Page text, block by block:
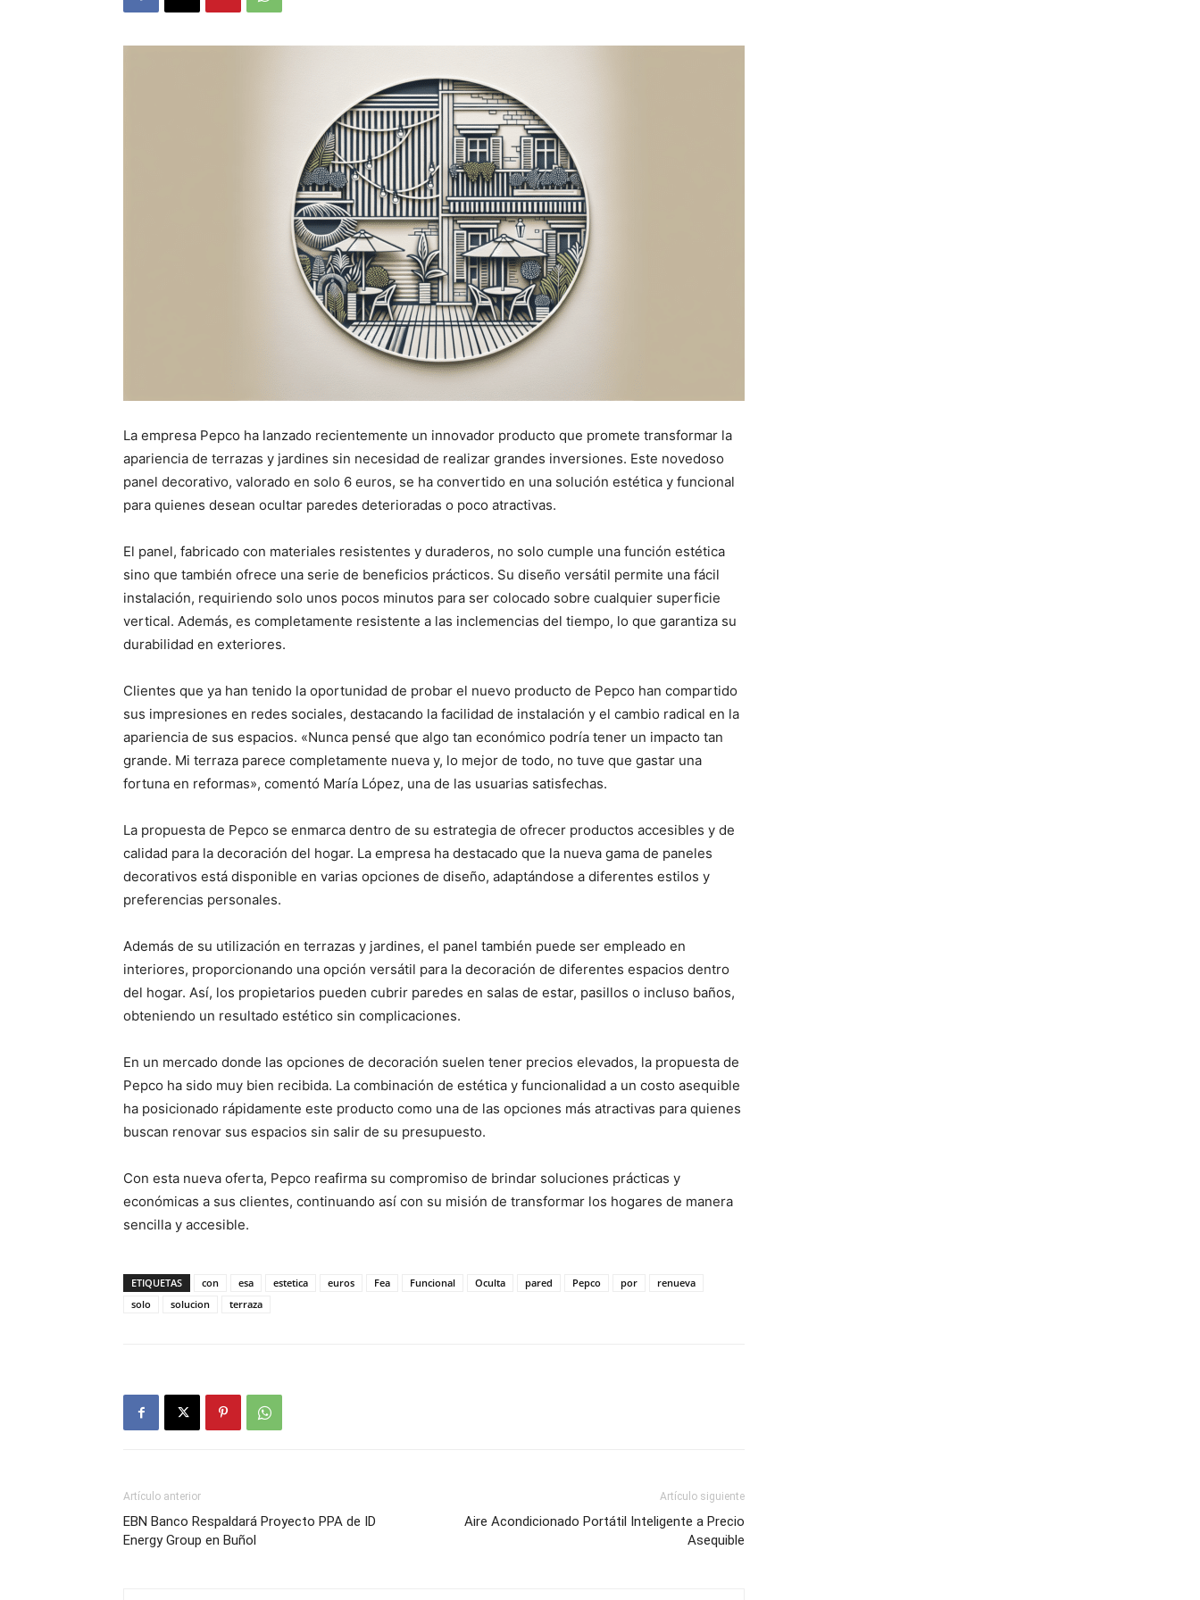
La empresa Pepco ha lanzado recientemente un innovador producto que promete transformar la
apariencia de terrazas y jardines sin necesidad de realizar grandes inversiones. Este novedoso
panel decorativo, valorado en solo 6 euros, se ha convertido en una solución estética y funcional
para quienes desean ocultar paredes deterioradas o poco atractivas.
El panel, fabricado con materiales resistentes y duraderos, no solo cumple una función estética
sino que también ofrece una serie de beneficios prácticos. Su diseño versátil permite una fácil
instalación, requiriendo solo unos pocos minutos para ser colocado sobre cualquier superficie
vertical. Además, es completamente resistente a las inclemencias del tiempo, lo que garantiza su
durabilidad en exteriores.
Clientes que ya han tenido la oportunidad de probar el nuevo producto de Pepco han compartido
sus impresiones en redes sociales, destacando la facilidad de instalación y el cambio radical en la
apariencia de sus espacios. «Nunca pensé que algo tan económico podría tener un impacto tan
grande. Mi terraza parece completamente nueva y, lo mejor de todo, no tuve que gastar una
fortuna en reformas», comentó María López, una de las usuarias satisfechas.
La propuesta de Pepco se enmarca dentro de su estrategia de ofrecer productos accesibles y de
calidad para la decoración del hogar. La empresa ha destacado que la nueva gama de paneles
decorativos está disponible en varias opciones de diseño, adaptándose a diferentes estilos y
preferencias personales.
Además de su utilización en terrazas y jardines, el panel también puede ser empleado en
interiores, proporcionando una opción versátil para la decoración de diferentes espacios dentro
del hogar. Así, los propietarios pueden cubrir paredes en salas de estar, pasillos o incluso baños,
obteniendo un resultado estético sin complicaciones.
En un mercado donde las opciones de decoración suelen tener precios elevados, la propuesta de
Pepco ha sido muy bien recibida. La combinación de estética y funcionalidad a un costo asequible
ha posicionado rápidamente este producto como una de las opciones más atractivas para quienes
buscan renovar sus espacios sin salir de su presupuesto.
Con esta nueva oferta, Pepco reafirma su compromiso de brindar soluciones prácticas y
económicas a sus clientes, continuando así con su misión de transformar los hogares de manera
sencilla y accesible.
ETIQUETAS con esa estetica euros Fea Funcional Oculta pared Pepco por
renueva
solo
solucion terraza
Artículo anterior
EBN Banco Respaldará Proyecto PPA de ID
Energy Group en Buñol
Artículo siguiente
Aire Acondicionado Portátil Inteligente a Precio
Asequible